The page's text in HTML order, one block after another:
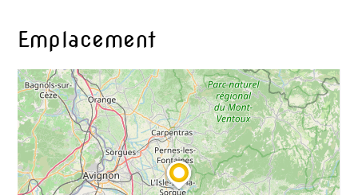
Emplacement